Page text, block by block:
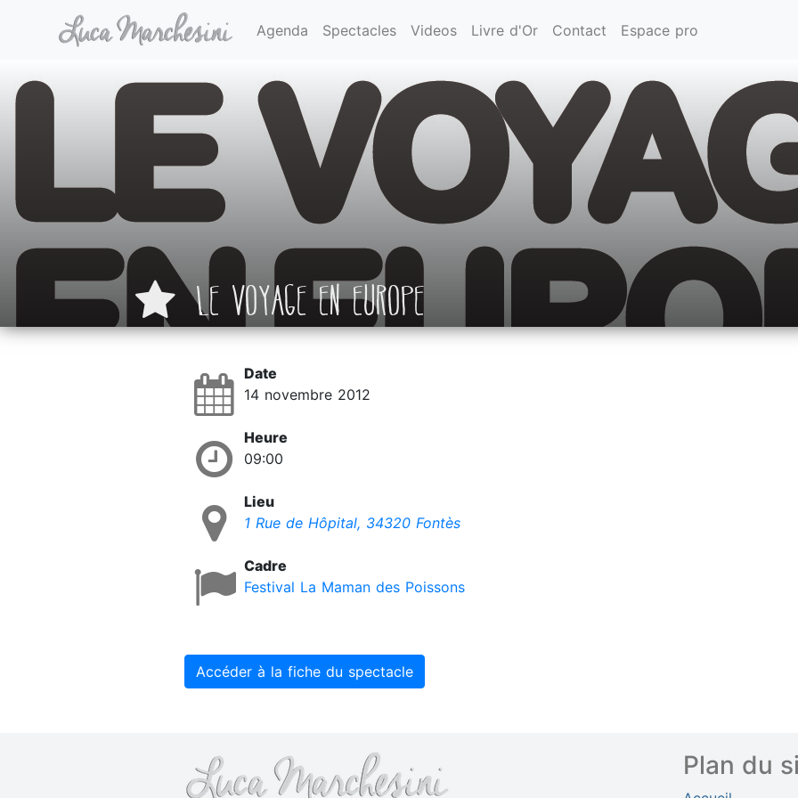
Agenda Spectacles Videos Livre d'Or Contact Espace pro
LE VOYAGE EN EUROPE
Date
14 novembre 2012
Heure
09:00
Lieu
1 Rue de Hôpital, 34320 Fontès
Cadre
Festival La Maman des Poissons
Accéder à la fiche du spectacle
Plan du